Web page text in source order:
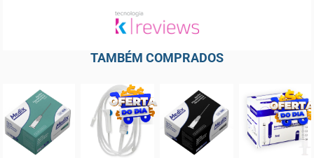
TAMBÉM COMPRADOS